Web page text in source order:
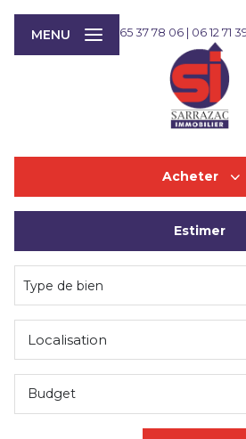
05 65 37 78 06 06 12 71
MENU
Acheter
Estimer
Type de bien
Localisation
Budget